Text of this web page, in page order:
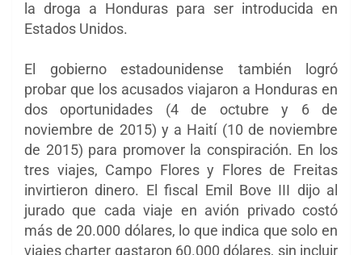
la droga a Honduras para ser introducida en
Estados Unidos.
El gobierno estadounidense también logró
probar que los acusados viajaron a Honduras en
dos oportunidades (4 de octubre y 6 de
noviembre de 2015) y a Haití (10 de noviembre
de 2015) para promover la conspiración. En los
tres viajes, Campo Flores y Flores de Freitas
invirtieron dinero. El fiscal Emil Bove III dijo al
jurado que cada viaje en avión privado costó
más de 20.000 dólares, lo que indica que solo en
viajes charter gastaron 60.000 dólares, sin incluir